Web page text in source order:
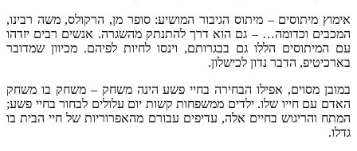
אימוץ מיתוסים – מיתוס הגיבור המושיע: סופר מן, הרקולס, משה רבינו,
המכבים וכדומה… – גם הוא דרך להתנתק מהשגרה. אנשים רבים יזדהו
עם המיתוסים הללו גם בבגרותם, וינסו לחיות לפיהם. מכיוון שמדובר
בארכיטיפ, הדבר נדון לכישלון.
במובן מסוים, אפילו הבחירה בחיי פשע הינה משחק – משחק בו משחק
האדם עם חייו שלו. ילדים ממשפחות קשות יום עלולים לבחור בחיי פשע;
המתח והריגוש בחיים אלה, עדיפים עבורם מהאפרוריות של חיי הבית בו
גדלו.